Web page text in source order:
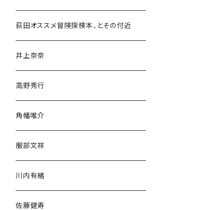
和書
文学・小説・物語
随筆・ノンフィクション・その他
荻田オススメ冒険探検本、とその付近
井上奈奈
高野秀行
角幡唯介
服部文祥
川内有緒
佐藤健寿